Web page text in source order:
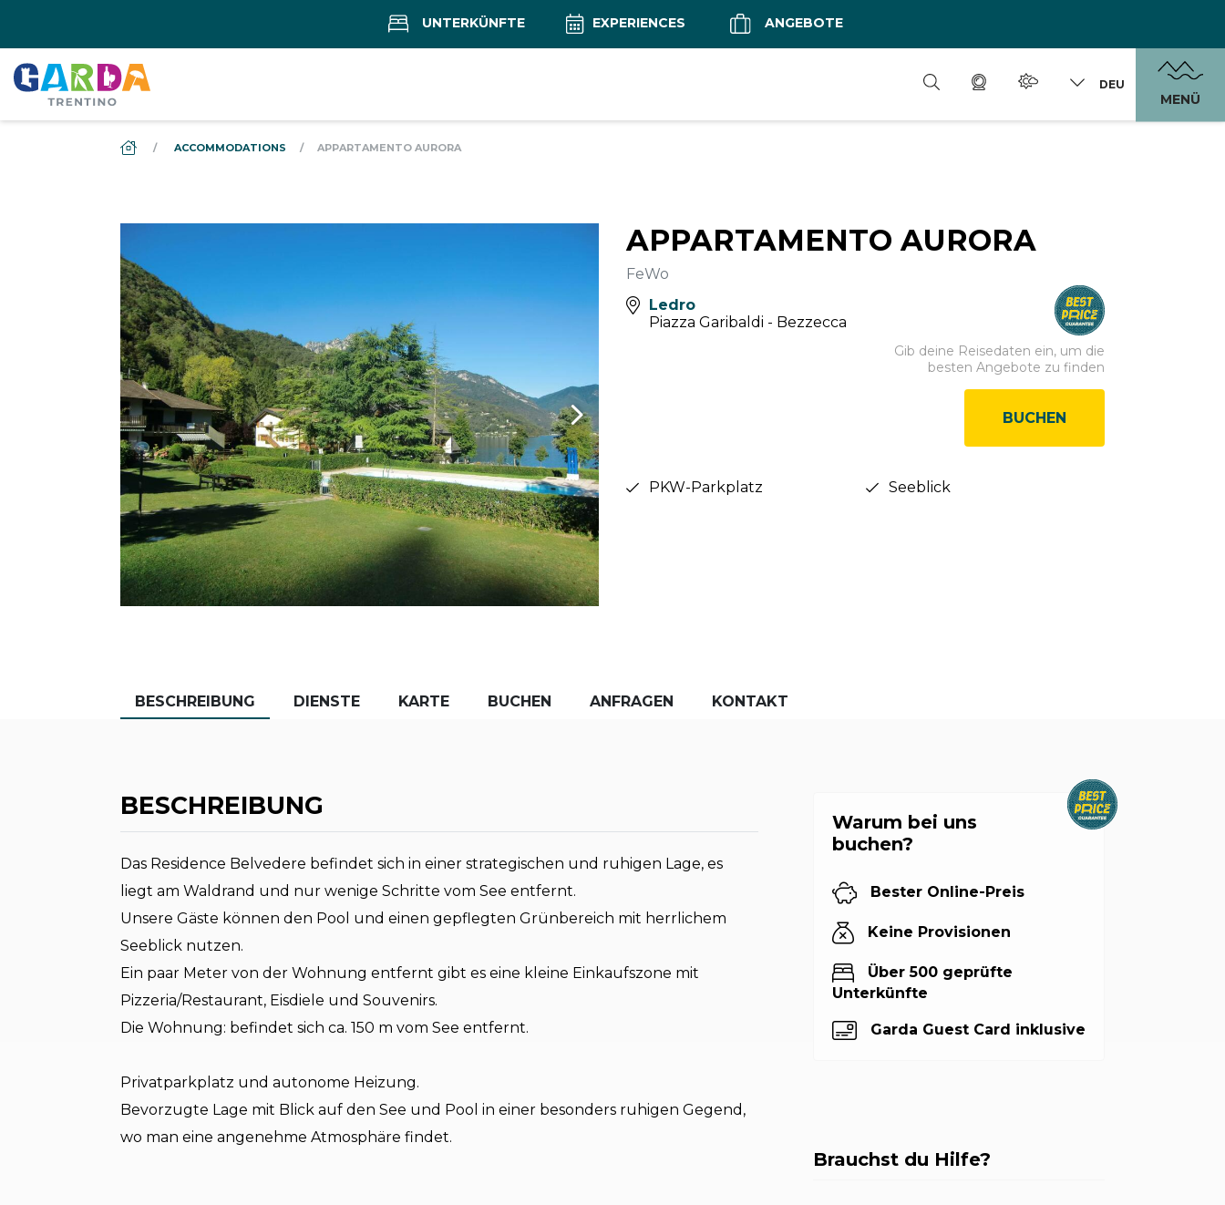
UNTERKÜNFTE EXPERIENCES ANGEBOTE
DEU
MENÜ
DS_BREADCRUMB.HOME
ACCOMMODATIONS APPARTAMENTO AURORA
APPARTAMENTO AURORA
FeWo
Ledro
Piazza Garibaldi - Bezzecca
Gib deine Reisedaten ein, um die
besten Angebote zu finden
BUCHEN
PKW-Parkplatz Seeblick
BESCHREIBUNG DIENSTE KARTE BUCHEN ANFRAGEN KONTAKT
BESCHREIBUNG
Das Residence Belvedere befindet sich in einer strategischen und ruhigen Lage, es
liegt am Waldrand und nur wenige Schritte vom See entfernt.
Unsere Gäste können den Pool und einen gepflegten Grünbereich mit herrlichem
Seeblick nutzen.
Ein paar Meter von der Wohnung entfernt gibt es eine kleine Einkaufszone mit
Pizzeria/Restaurant, Eisdiele und Souvenirs.
Die Wohnung: befindet sich ca. 150 m vom See entfernt.
Privatparkplatz und autonome Heizung.
Bevorzugte Lage mit Blick auf den See und Pool in einer besonders ruhigen Gegend,
wo man eine angenehme Atmosphäre findet.
Warum bei uns
buchen?
Bester Online-Preis
Keine Provisionen
Über 500 geprüfte
Unterkünfte
Garda Guest Card inklusive
Brauchst du Hilfe?